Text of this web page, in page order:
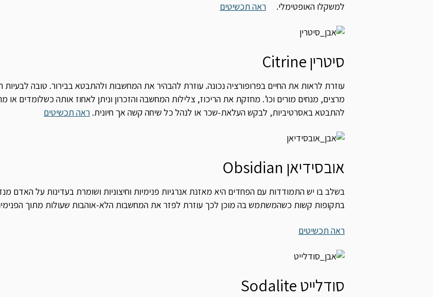
למשקלו האופטימלי. ראה תכשיטים
סיטרין Citrine
עוזרת לראות את החיים בפרופורציה נכונה. עוזרת להבהיר את המחשבות ולהתבטא בבירור. טובה לבעיות
מרצים, מנחים מורים וכו’. מחזקת את הריכוז, צלילות המחשבה והזכרון וניתן לאחוז אותה כשלומדים
להתבטא באסרטיביות, לבקש העלאת-שכר או לנהל כל שיחה קשה אך חיונית. ראה תכשיטים
אובסידיאן Obsidian
בשלב בו יש התמודדות עם הפחדים היא מאזנת אנרגיות פנימיות וחיצוניות ושומרת בעדינות על האדם
בתקופות קשות כשהמשתמש בה מוכן לכך עוזרת לפזר את המחשבות הלא-אוהבות שעולות מתוך
ראה תכשיטים
סודלייט Sodalite